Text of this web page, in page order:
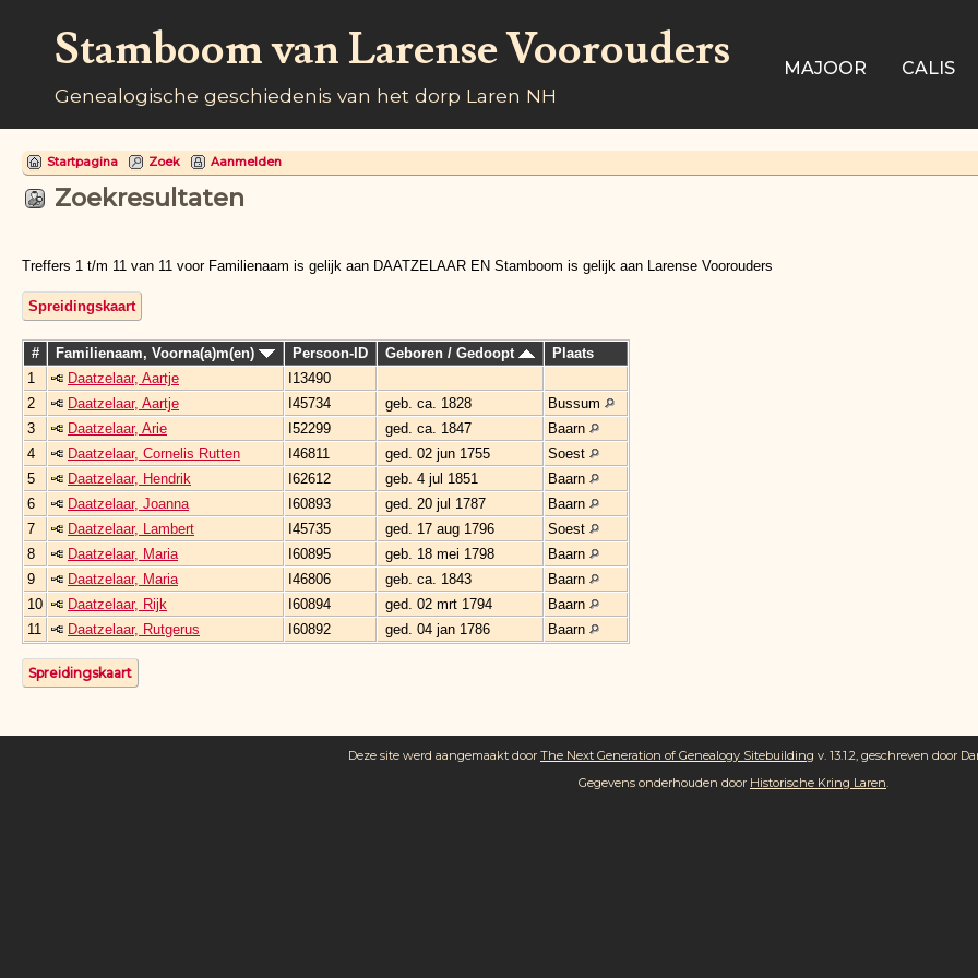
Stamboom van Larense Voorouders
Genealogische geschiedenis van het dorp Laren NH
MAJOOR CALIS
Startpagina Zoek Aanmelden
Zoekresultaten
Treffers 1 t/m 11 van 11 voor Familienaam is gelijk aan DAATZELAAR EN Stamboom is gelijk aan Larense Voorouders
Spreidingskaart
# Familienaam, Voorna(a)m(en) Persoon-ID Geboren / Gedoopt
Plaats
1
Daatzelaar, Aartje
I13490
2
Daatzelaar, Aartje I45734 geb. ca. 1828
Bussum
3
Daatzelaar, Arie I52299 ged. ca. 1847
Baarn
4
Daatzelaar, Cornelis Rutten I46811 ged. 02 jun 1755
Soest
5
Daatzelaar, Hendrik I62612 geb. 4 jul 1851
Baarn
6
Daatzelaar, Joanna I60893 ged. 20 jul 1787
Baarn
7
Daatzelaar, Lambert I45735 ged. 17 aug 1796
Soest
8
Daatzelaar, Maria I60895 geb. 18 mei 1798
Baarn
9
Daatzelaar, Maria I46806 geb. ca. 1843
Baarn
10
Daatzelaar, Rijk I60894 ged. 02 mrt 1794
Baarn
11
Daatzelaar, Rutgerus I60892 ged. 04 jan 1786 Baarn
Spreidingskaart
Deze site werd aangemaakt door The Next Generation of Genealogy Sitebuilding v. 13.1.2, geschreven door
Gegevens onderhouden door Historische Kring Laren